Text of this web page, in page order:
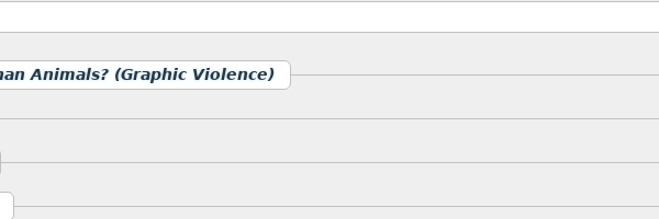
Animals? (Graphic Violence)